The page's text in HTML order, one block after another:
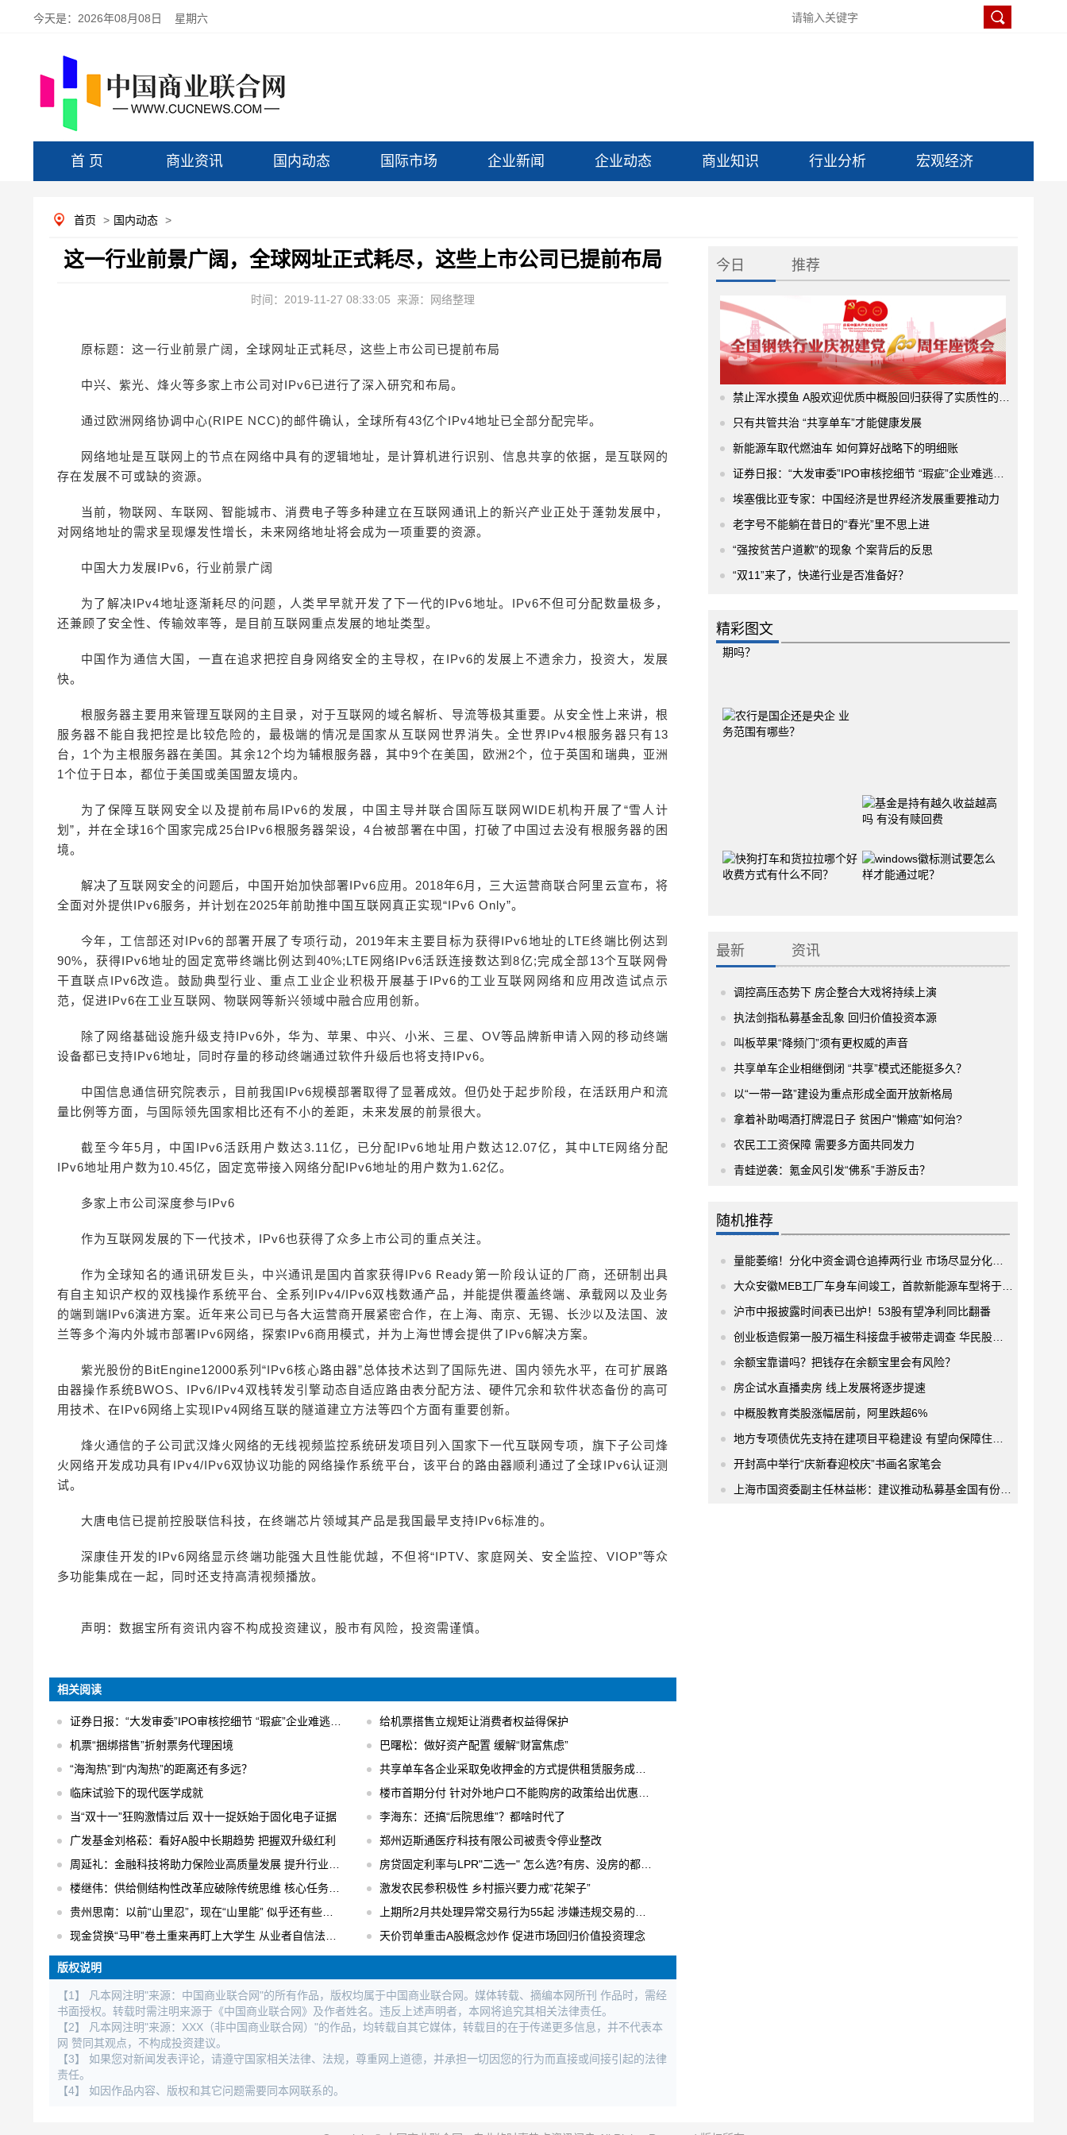
今天是： 2026年08月08日 星期六
首 页 商业资讯 国内动态 国际市场 企业新闻 企业动态 商业知识 行业分析 宏观经济
首页 > 国内动态 >
这一行业前景广阔，全球网址正式耗尽，这些上市公司已提前布局
时间：2019-11-27 08:33:05 来源：网络整理
原标题：这一行业前景广阔，全球网址正式耗尽，这些上市公司已提前布局
中兴、紫光、烽火等多家上市公司对IPv6已进行了深入研究和布局。
通过欧洲网络协调中心(RIPE NCC)的邮件确认，全球所有43亿个IPv4地址已全部分配完毕。
网络地址是互联网上的节点在网络中具有的逻辑地址，是计算机进行识别、信息共享的依据，是互联网的
存在发展不可或缺的资源。
当前，物联网、车联网、智能城市、消费电子等多种建立在互联网通讯上的新兴产业正处于蓬勃发展中，
对网络地址的需求呈现爆发性增长，未来网络地址将会成为一项重要的资源。
中国大力发展IPv6，行业前景广阔
为了解决IPv4地址逐渐耗尽的问题，人类早早就开发了下一代的IPv6地址。IPv6不但可分配数量极多，
还兼顾了安全性、传输效率等，是目前互联网重点发展的地址类型。
中国作为通信大国，一直在追求把控自身网络安全的主导权，在IPv6的发展上不遗余力，投资大，发展
快。
根服务器主要用来管理互联网的主目录，对于互联网的域名解析、导流等极其重要。从安全性上来讲，根
服务器不能自我把控是比较危险的，最极端的情况是国家从互联网世界消失。全世界IPv4根服务器只有13
台，1个为主根服务器在美国。其余12个均为辅根服务器，其中9个在美国，欧洲2个，位于英国和瑞典，亚洲
1个位于日本，都位于美国或美国盟友境内。
为了保障互联网安全以及提前布局IPv6的发展，中国主导并联合国际互联网WIDE机构开展了“雪人计
划”，并在全球16个国家完成25台IPv6根服务器架设，4台被部署在中国，打破了中国过去没有根服务器的困
境。
解决了互联网安全的问题后，中国开始加快部署IPv6应用。2018年6月，三大运营商联合阿里云宣布，将
全面对外提供IPv6服务，并计划在2025年前助推中国互联网真正实现“IPv6 Only”。
今年，工信部还对IPv6的部署开展了专项行动，2019年末主要目标为获得IPv6地址的LTE终端比例达到
90%，获得IPv6地址的固定宽带终端比例达到40%;LTE网络IPv6活跃连接数达到8亿;完成全部13个互联网骨
干直联点IPv6改造。鼓励典型行业、重点工业企业积极开展基于IPv6的工业互联网网络和应用改造试点示
范，促进IPv6在工业互联网、物联网等新兴领域中融合应用创新。
除了网络基础设施升级支持IPv6外，华为、苹果、中兴、小米、三星、OV等品牌新申请入网的移动终端
设备都已支持IPv6地址，同时存量的移动终端通过软件升级后也将支持IPv6。
中国信息通信研究院表示，目前我国IPv6规模部署取得了显著成效。但仍处于起步阶段，在活跃用户和流
量比例等方面，与国际领先国家相比还有不小的差距，未来发展的前景很大。
截至今年5月，中国IPv6活跃用户数达3.11亿，已分配IPv6地址用户数达12.07亿，其中LTE网络分配
IPv6地址用户数为10.45亿，固定宽带接入网络分配IPv6地址的用户数为1.62亿。
多家上市公司深度参与IPv6
作为互联网发展的下一代技术，IPv6也获得了众多上市公司的重点关注。
作为全球知名的通讯研发巨头，中兴通讯是国内首家获得IPv6 Ready第一阶段认证的厂商，还研制出具
有自主知识产权的双栈操作系统平台、全系列IPv4/IPv6双栈数通产品，并能提供覆盖终端、承载网以及业务
的端到端IPv6演进方案。近年来公司已与各大运营商开展紧密合作，在上海、南京、无锡、长沙以及法国、波
兰等多个海内外城市部署IPv6网络，探索IPv6商用模式，并为上海世博会提供了IPv6解决方案。
紫光股份的BitEngine12000系列“IPv6核心路由器”总体技术达到了国际先进、国内领先水平，在可扩展路
由器操作系统BWOS、IPv6/IPv4双栈转发引擎动态自适应路由表分配方法、硬件冗余和软件状态备份的高可
用技术、在IPv6网络上实现IPv4网络互联的隧道建立方法等四个方面有重要创新。
烽火通信的子公司武汉烽火网络的无线视频监控系统研发项目列入国家下一代互联网专项，旗下子公司烽
火网络开发成功具有IPv4/IPv6双协议功能的网络操作系统平台，该平台的路由器顺利通过了全球IPv6认证测
试。
大唐电信已提前控股联信科技，在终端芯片领域其产品是我国最早支持IPv6标准的。
深康佳开发的IPv6网络显示终端功能强大且性能优越，不但将“IPTV、家庭网关、安全监控、VIOP”等众
多功能集成在一起，同时还支持高清视频播放。
声明：数据宝所有资讯内容不构成投资建议，股市有风险，投资需谨慎。
相关阅读
证券日报：“大发审委”IPO审核挖细节 “瑕疵”企业难逃法眼
给机票搭售立规矩让消费者权益得保护
机票“捆绑搭售”折射票务代理困境
巴曙松：做好资产配置 缓解“财富焦虑”
“海淘热”到“内淘热”的距离还有多远？
共享单车各企业采取免收押金的方式提供租赁服务成主流
临床试验下的现代医学成就
楼市首期分付 针对外地户口不能购房的政策给出优惠办法
当“双十一”狂购激情过后 双十一捉妖始于固化电子证据
李海东：还搞“后院思维”？都啥时代了
广发基金刘格菘：看好A股中长期趋势 把握双升级红利
郑州迈斯通医疗科技有限公司被责令停业整改
周延礼：金融科技将助力保险业高质量发展 提升行业业务效率
房贷固定利率与LPR"二选一" 怎么选?有房、没房的都要会算
楼继伟：供给侧结构性改革应破除传统思维 核心任务是“三去一降一补”
激发农民参积极性 乡村振兴要力戒“花架子”
贵州思南：以前“山里忍”，现在“山里能” 似乎还有些不适应
上期所2月共处理异常交易行为55起 涉嫌违规交易的行为进行立案调查
现金贷换“马甲”卷土重来再盯上大学生 从业者自信法规完全管不着
天价罚单重击A股概念炒作 促进市场回归价值投资理念
版权说明
【1】 凡本网注明"来源：中国商业联合网"的所有作品，版权均属于中国商业联合网。媒体转载、摘编本网所刊 作品时，需经
书面授权。转载时需注明来源于《中国商业联合网》及作者姓名。违反上述声明者，本网将追究其相关法律责任。
【2】 凡本网注明"来源：XXX（非中国商业联合网）"的作品，均转载自其它媒体，转载目的在于传递更多信息，并不代表本
网 赞同其观点，不构成投资建议。
【3】 如果您对新闻发表评论，请遵守国家相关法律、法规，尊重网上道德，并承担一切因您的行为而直接或间接引起的法律
责任。
【4】 如因作品内容、版权和其它问题需要同本网联系的。
今日 推荐
禁止浑水摸鱼 A股欢迎优质中概股回归获得了实质性的进展
只有共管共治 “共享单车”才能健康发展
新能源车取代燃油车 如何算好战略下的明细账
证券日报：“大发审委”IPO审核挖细节 “瑕疵”企业难逃法眼
埃塞俄比亚专家：中国经济是世界经济发展重要推动力
老字号不能躺在昔日的“春光”里不思上进
“强按贫苦户道歉”的现象 个案背后的反思
“双11”来了，快递行业是否准备好？
精彩图文
最新 资讯
调控高压态势下 房企整合大戏将持续上演
执法剑指私募基金乱象 回归价值投资本源
叫板苹果“降频门”须有更权威的声音
共享单车企业相继倒闭 “共享”模式还能挺多久？
以“一带一路”建设为重点形成全面开放新格局
拿着补助喝酒打牌混日子 贫困户"懒癌"如何治?
农民工工资保障 需要多方面共同发力
青蛙逆袭：氪金风引发“佛系”手游反击？
随机推荐
量能萎缩！分化中资金调仓追捧两行业 市场尽显分化格局
大众安徽MEB工厂车身车间竣工，首款新能源车型将于明年下半年量产投产
沪市中报披露时间表已出炉！53股有望净利同比翻番
创业板造假第一股万福生科接盘手被带走调查 华民股份前三季度净利同比减少78.85%
余额宝靠谱吗？把钱存在余额宝里会有风险？
房企试水直播卖房 线上发展将逐步提速
中概股教育类股涨幅居前，阿里跌超6%
地方专项债优先支持在建项目平稳建设 有望向保障住房等领域扩围
开封高中举行“庆新春迎校庆”书画名家笔会
上海市国资委副主任林益彬：建议推动私募基金国有份额进场交易